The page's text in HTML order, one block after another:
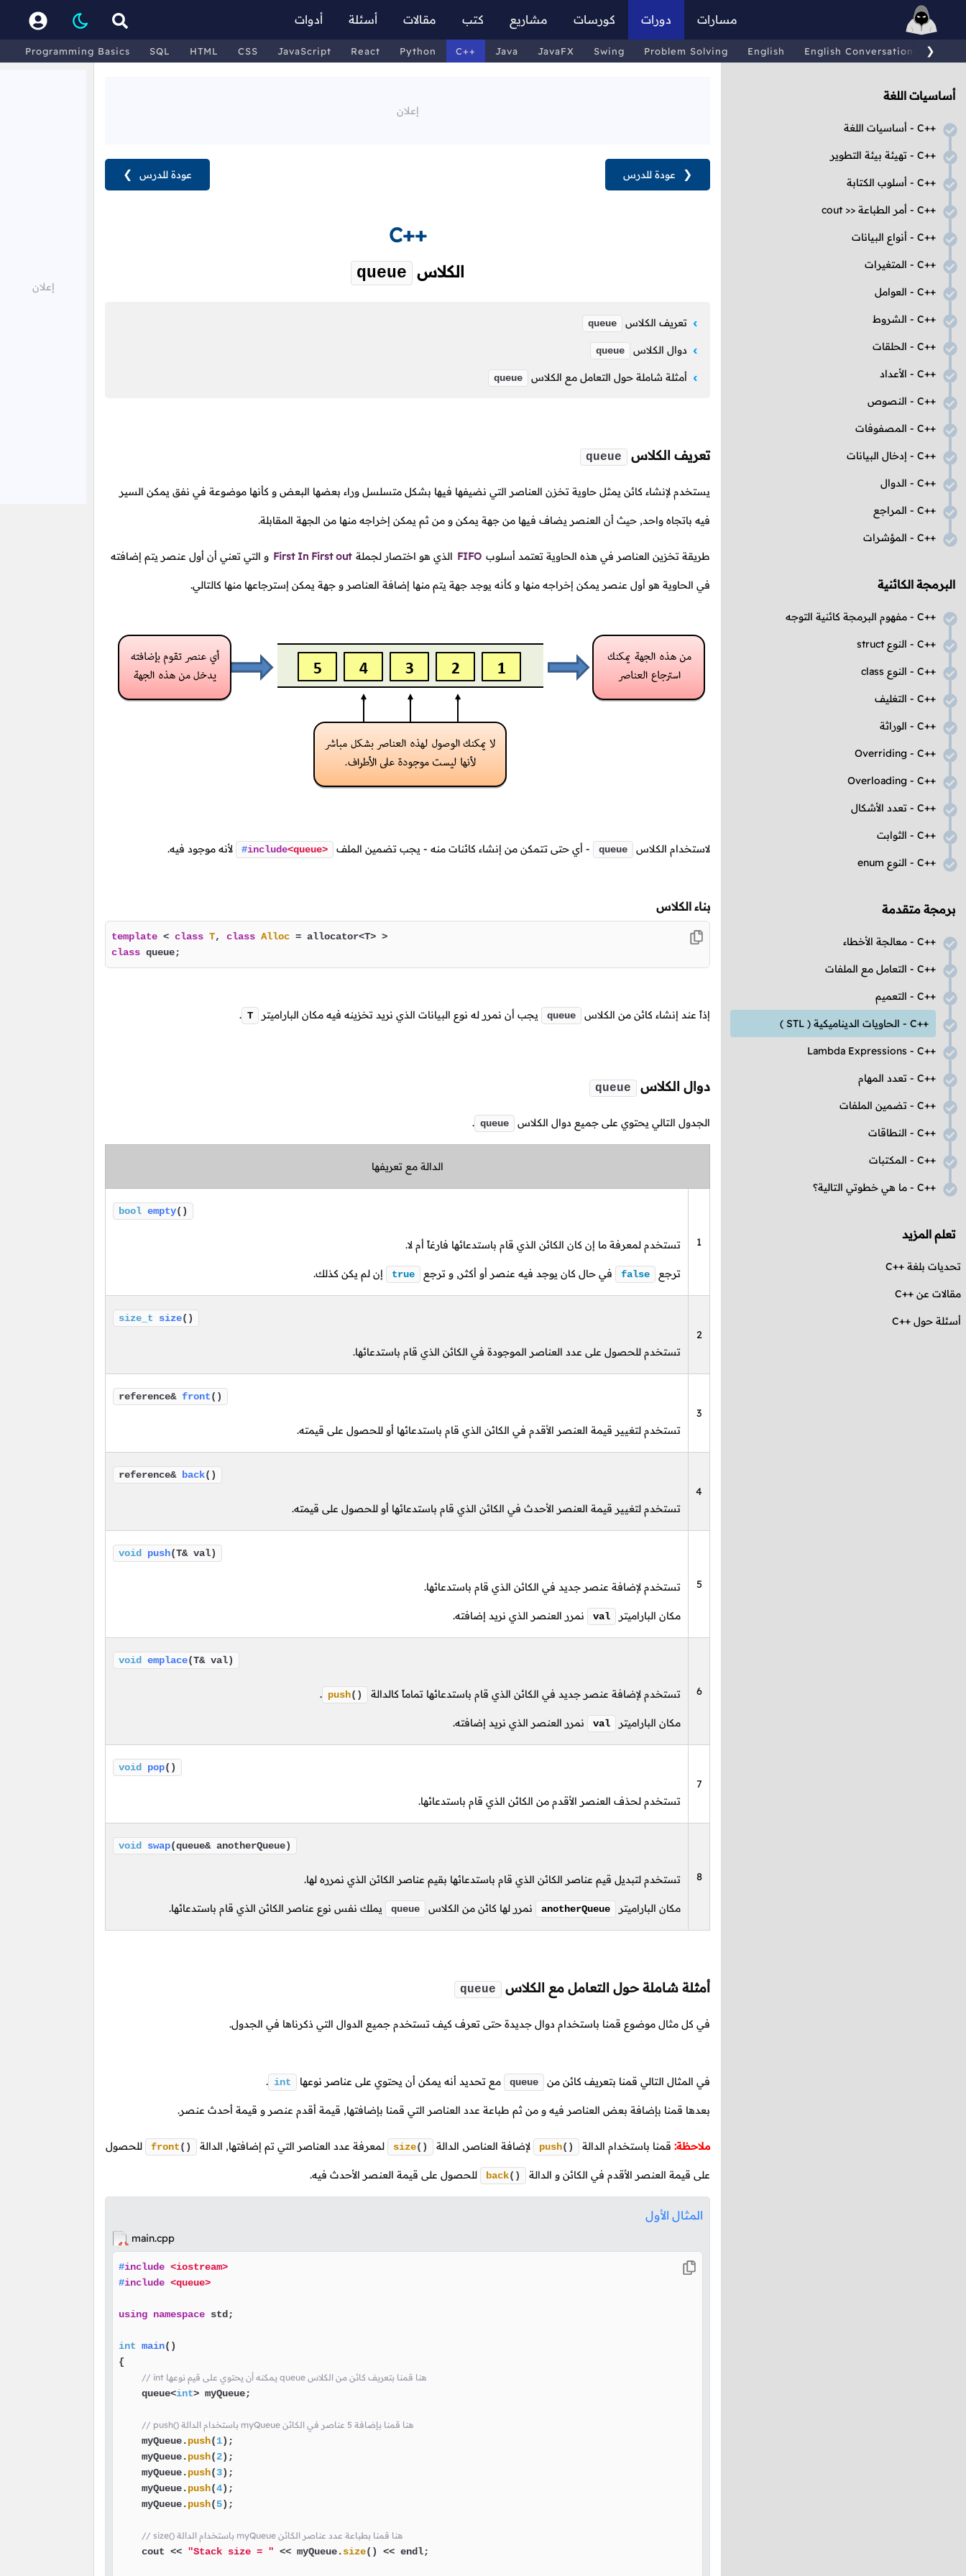
مسارات دورات كورسات مشاريع كتب مقالات أسئلة أدوات
Programming Basics SQL HTML CSS JavaScript React Python C++ Java JavaFX Swing Problem Solving English English Conversations ❯
أساسيات اللغة
C++ - أساسيات اللغة
C++ - تهيئة بيئة التطوير
C++ - أسلوب الكتابة
C++ - أمر الطباعة cout >>
C++ - أنواع البيانات
C++ - المتغيرات
C++ - العوامل
C++ - الشروط
C++ - الحلقات
C++ - الأعداد
C++ - النصوص
C++ - المصفوفات
C++ - إدخال البيانات
C++ - الدوال
C++ - المراجع
C++ - المؤشرات
البرمجة الكائنية
C++ - مفهوم البرمجة كائنية التوجه
C++ - النوع struct
C++ - النوع class
C++ - التغليف
C++ - الوراثة
C++
-
Overriding
C++
-
Overloading
C++ - تعدد الأشكال
C++ - الثوابت
C++ - النوع enum
برمجة متقدمة
C++ - معالجة الأخطاء
C++ - التعامل مع الملفات
C++ - التعميم
C++ - الحاويات الديناميكية ( STL
)
C++
-
Lambda Expressions
C++ - تعدد المهام
C++ - تضمين الملفات
C++ - النطاقات
C++ - المكتبات
C++ - ما هي خطوتي التالية؟
تعلم المزيد
تحديات بلغة C++
مقالات عن C++
أسئلة حول ++C
عودة للدرس ❯ ❮ عودة للدرس
C++
الكلاس queue
تعريف الكلاس queue
دوال الكلاس queue
أمثلة شاملة حول التعامل مع الكلاس queue
تعريف الكلاس queue
يستخدم لإنشاء كائن يمثل حاوية تخزن العناصر التي نضيفها فيها بشكل متسلسل وراء بعضها البعض و كأنها موضوعة في نفق يمكن السير
فيه باتجاه واحد, حيث أن العنصر يضاف فيها من جهة يمكن و من ثم يمكن إخراجه منها من الجهة المقابلة.
طريقة تخزين العناصر في هذه الحاوية تعتمد أسلوب FIFO الذي هو اختصار لجملة First In First out و التي تعني أن أول عنصر يتم إضافته
في الحاوية هو أول عنصر يمكن إخراجه منها و كأنه يوجد جهة يتم منها إضافة العناصر و جهة يمكن إسترجاعها منها كالتالي.
لاستخدام الكلاس queue - أي حتى تتمكن من إنشاء كائنات منه - يجب تضمين الملف #include<queue> لأنه موجود فيه.
بناء الكلاس
template < class T, class Alloc
class queue;
إذاً عند إنشاء كائن من الكلاس queue يجب أن نمرر له نوع البيانات الذي نريد تخزينه فيه مكان الباراميتر T
.
دوال الكلاس queue
الجدول التالي يحتوي على جميع دوال الكلاس queue
.
الدالة مع تعريفها
1
bool empty()
تستخدم لمعرفة ما إن كان الكائن الذي قام باستدعائها فارغاً أم لا.
ترجع false في حال كان يوجد فيه عنصر أو أكثر, و ترجع true إن لم يكن كذلك.
2
size_t size()
تستخدم للحصول على عدد العناصر الموجودة في الكائن الذي قام باستدعائها.
3
reference& front()
تستخدم لتغيير قيمة العنصر الأقدم في الكائن الذي قام باستدعائها أو للحصول على قيمته.
4
reference& back()
تستخدم لتغيير قيمة العنصر الأحدث في الكائن الذي قام باستدعائها أو للحصول على قيمته.
5
void push(T& val)
تستخدم لإضافة عنصر جديد في الكائن الذي قام باستدعائها.
مكان الباراميتر val نمرر العنصر الذي نريد إضافته.
6
void emplace(T& val)
تستخدم لإضافة عنصر جديد في الكائن الذي قام باستدعائها تماماً كالدالة push()
.
مكان الباراميتر val نمرر العنصر الذي نريد إضافته.
7
void pop()
تستخدم لحذف العنصر الأقدم من الكائن الذي قام باستدعائها.
8
void swap(queue& anotherQueue)
تستخدم لتبديل قيم عناصر الكائن الذي قام باستدعائها بقيم عناصر الكائن الذي نمرره لها.
مكان الباراميتر anotherQueue نمرر لها كائن من الكلاس queue يملك نفس نوع عناصر الكائن الذي قام باستدعائها.
أمثلة شاملة حول التعامل مع الكلاس queue
في كل مثال موضوع قمنا باستخدام دوال جديدة حتى تعرف كيف تستخدم جميع الدوال التي ذكرناها في الجدول.
في المثال التالي قمنا بتعريف كائن من queue مع تحديد أنه يمكن أن يحتوي على عناصر نوعها int
.
بعدها قمنا بإضافة بعض العناصر فيه و من ثم طباعة عدد العناصر التي قمنا بإضافتها, قيمة أقدم عنصر و قيمة أحدث عنصر.
ملاحظة: قمنا باستخدام الدالة push() لإضافة العناصر, الدالة size() لمعرفة عدد العناصر التي تم إضافتها, الدالة front() للحصول
على قيمة العنصر الأقدم في الكائن و الدالة back() للحصول على قيمة العنصر الأحدث فيه.
المثال الأول
main.cpp
#include <iostream>
#include <queue>
using namespace std;
int main()
{
// int يمكنه أن يحتوي على قيم نوعها queue هنا قمنا بتعريف كائن من الكلاس
    queue<
int> myQueue;
// push() باستخدام الدالة myQueue هنا قمنا بإضافة 5 عناصر في الكائن
    myQueue.
push(1);
    myQueue.
push(2);
    myQueue.
push(3);
    myQueue.
push(4);
    myQueue.
push(5);
// size() باستخدام الدالة myQueue هنا قمنا بطباعة عدد عناصر الكائن
    cout <<
"Stack size = " << myQueue.size() << endl;